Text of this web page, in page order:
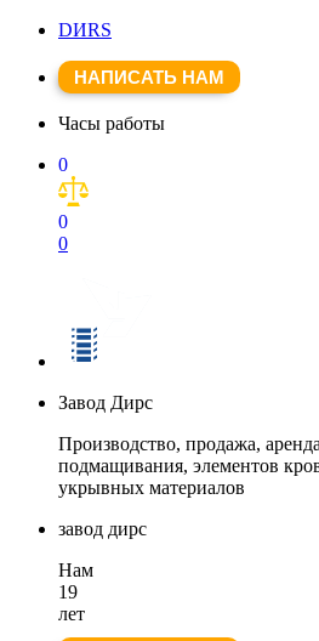
DИRS
НАПИСАТЬ НАМ
Часы работы
0
0
0
Завод Дирс
Производство, продажа,
подмащивания, элементов
укрывных материалов
завод дирс
Нам
19
лет